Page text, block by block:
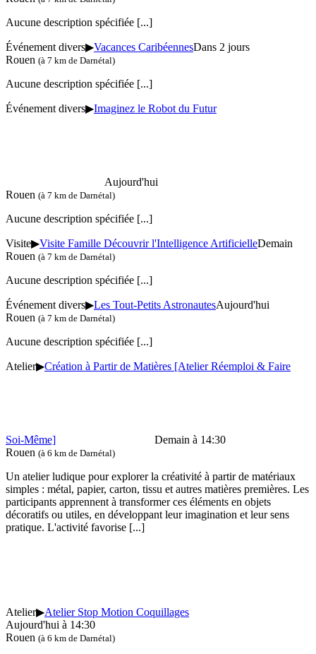
Aucune description spécifiée [...]
Événement divers▶Vacances CaribéennesDans 2 jours
Rouen (à 7 km de Darnétal)
Aucune description spécifiée [...]
Événement divers▶Imaginez le Robot du Futur
Aujourd'hui
Rouen (à 7 km de Darnétal)
Aucune description spécifiée [...]
Visite▶Visite Famille Découvrir l'Intelligence ArtificielleDemain
Rouen (à 7 km de Darnétal)
Aucune description spécifiée [...]
Événement divers▶Les Tout-Petits AstronautesAujourd'hui
Rouen (à 7 km de Darnétal)
Aucune description spécifiée [...]
Atelier▶Création à Partir de Matières [Atelier Réemploi & Faire
Soi-Même]
Demain à 14:30
Rouen (à 6 km de Darnétal)
Un atelier ludique pour explorer la créativité à partir de matériaux
simples : métal, papier, carton, tissu et autres matières premières. Les
participants apprennent à transformer ces éléments en objets
décoratifs ou utiles, en développant leur imagination et leur sens
pratique. L'activité favorise [...]
Atelier▶Atelier Stop Motion Coquillages
Aujourd'hui à 14:30
Rouen (à 6 km de Darnétal)